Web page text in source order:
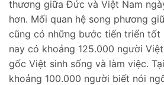
thương giữa Đức và Việt Nam
hơn. Mối quan hệ song phương
cũng có những bước tiến triển tốt
nay có khoảng 125.000 người
gốc Việt sinh sống và làm việc.
khoảng 100.000 người biết nói